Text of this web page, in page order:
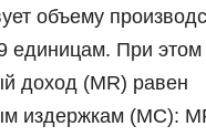
объему
единицам. При этом
доход (MR) равен
издержкам (МС):